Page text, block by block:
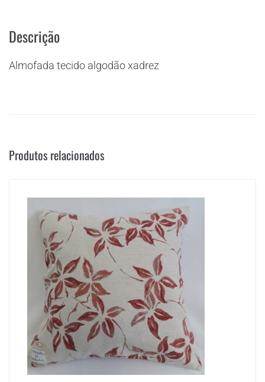
Descrição
Almofada tecido algodão xadrez
Produtos relacionados